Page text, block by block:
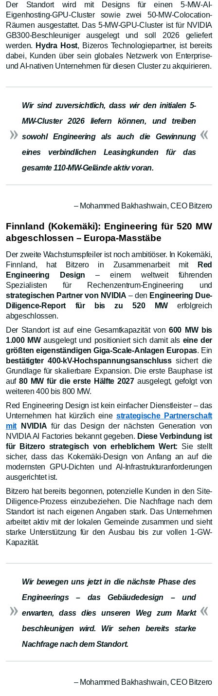
Der Standort wird mit Designs für einen 5-MW-AI-
Eigenhosting-GPU-Cluster sowie zwei 50-MW-Colocation-
Räumen ausgestattet. Das 5-MW-GPU-Cluster ist für NVIDIA
GB300-Beschleuniger ausgelegt und soll 2026 geliefert
werden. Hydra Host, Bizeros Technologiepartner, ist bereits
dabei, Kunden über sein globales Netzwerk von Enterprise-
und AI-nativen Unternehmen für diesen Cluster zu akquirieren.
Wir sind zuversichtlich, dass wir den initialen 5-
MW-Cluster 2026 liefern können, und treiben
sowohl Engineering als auch die Gewinnung
eines verbindlichen Leasingkunden für das
gesamte 110-MW-Gelände aktiv voran.
– Mohammed Bakhashwain, CEO Bitzero
Finnland (Kokemäki): Engineering für 520 MW
abgeschlossen – Europa-Masstäbe
Der zweite Wachstumspfeiler ist noch ambitiöser. In Kokemäki,
Finnland, hat Bitzero in Zusammenarbeit mit
Red
Engineering Design – einem weltweit führenden
Spezialisten für Rechenzentrum-Engineering und
strategischen Partner von NVIDIA – den Engineering Due-
Diligence-Report für bis zu 520 MWerfolgreich
abgeschlossen.
Der Standort ist auf eine Gesamtkapazität von600 MW bis
1.000 MWausgelegt und positioniert sich damit als eine der
größten eigenständigen Giga-Scale-Anlagen Europas. Ein
bestätigter 400-kV-Hochspannungsanschlusssichert die
Grundlage für skalierbare Expansion. Die erste Bauphase ist
auf80 MW für die erste Hälfte 2027ausgelegt, gefolgt von
weiteren 400 bis 800 MW.
Red Engineering Design ist kein einfacher Dienstleister – das
Unternehmen hat kürzlich einestrategische Partnerschaft
mit
NVIDIA für das Design der nächsten Generation von
NVIDIA AI Factories bekannt gegeben. Diese Verbindung ist
für Bitzero strategisch von erheblichem Wert: Sie stellt
sicher, dass das Kokemäki-Design von Anfang an auf die
modernsten GPU-Dichten und AI-Infrastrukturanforderungen
ausgerichtet ist.
Bitzero hat bereits begonnen, potenzielle Kunden in den Site-
Diligence-Prozess einzubeziehen. Die Nachfrage nach dem
Standort ist nach eigenen Angaben stark. Das Unternehmen
arbeitet aktiv mit der lokalen Gemeinde zusammen und sieht
starke Unterstützung für den Ausbau bis zur vollen 1-GW-
Kapazität.
Wir bewegen uns jetzt in die nächste Phase des
Engineerings – das Gebäudedesign – und
erwarten, dass dies unseren Weg zum Markt
beschleunigen wird. Wir sehen bereits starke
Nachfrage nach dem Standort.
– Mohammed Bakhashwain, CEO Bitzero